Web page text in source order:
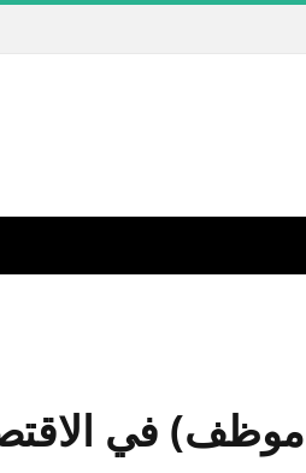
موظف) في